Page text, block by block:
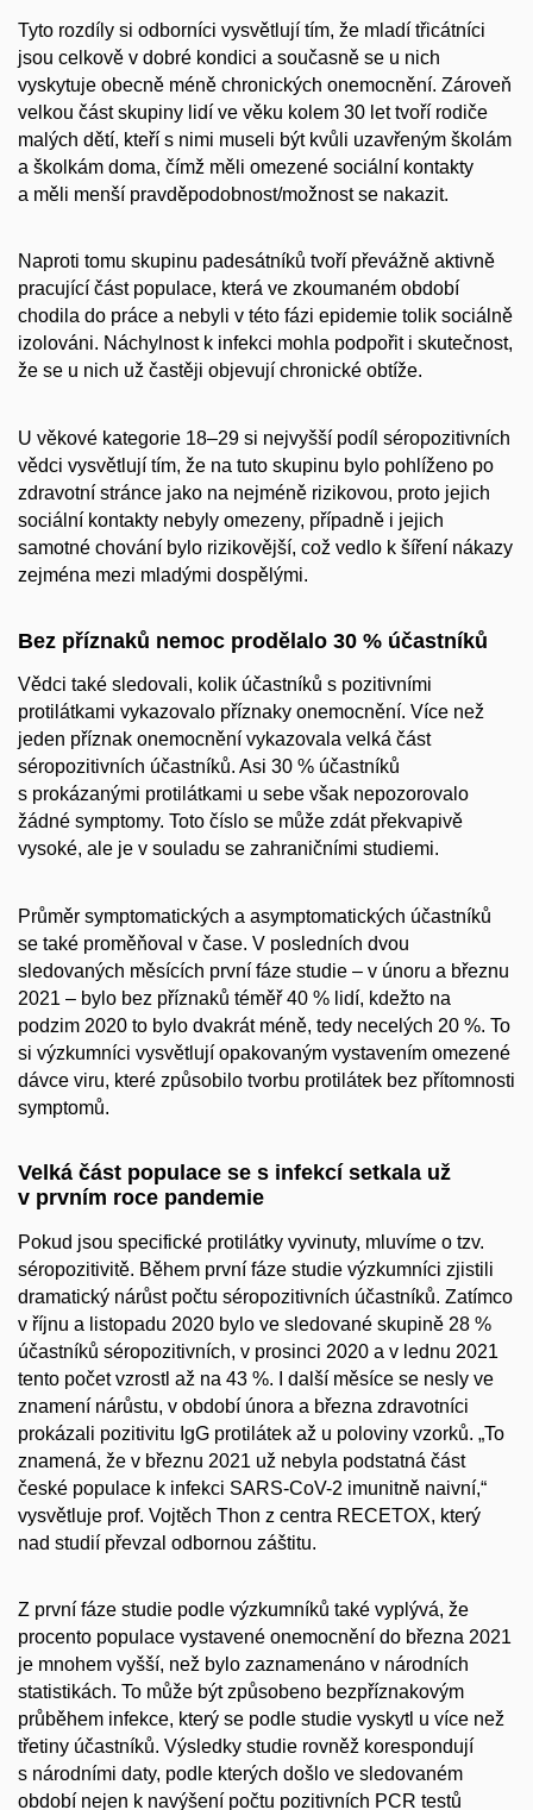
Tyto rozdíly si odborníci vysvětlují tím, že mladí třicátníci
jsou celkově v dobré kondici a současně se u nich
vyskytuje obecně méně chronických onemocnění. Zároveň
velkou část skupiny lidí ve věku kolem 30 let tvoří rodiče
malých dětí, kteří s nimi museli být kvůli uzavřeným školám
a školkám doma, čímž měli omezené sociální kontakty
a měli menší pravděpodobnost/možnost se nakazit.
Naproti tomu skupinu padesátníků tvoří převážně aktivně
pracující část populace, která ve zkoumaném období
chodila do práce a nebyli v této fázi epidemie tolik sociálně
izolováni. Náchylnost k infekci mohla podpořit i skutečnost,
že se u nich už častěji objevují chronické obtíže.
U věkové kategorie 18–29 si nejvyšší podíl séropozitivních
vědci vysvětlují tím, že na tuto skupinu bylo pohlíženo po
zdravotní stránce jako na nejméně rizikovou, proto jejich
sociální kontakty nebyly omezeny, případně i jejich
samotné chování bylo rizikovější, což vedlo k šíření nákazy
zejména mezi mladými dospělými.
Bez příznaků nemoc prodělalo 30 % účastníků
Vědci také sledovali, kolik účastníků s pozitivními
protilátkami vykazovalo příznaky onemocnění. Více než
jeden příznak onemocnění vykazovala velká část
séropozitivních účastníků. Asi 30 % účastníků
s prokázanými protilátkami u sebe však nepozorovalo
žádné symptomy. Toto číslo se může zdát překvapivě
vysoké, ale je v souladu se zahraničními studiemi.
Průměr symptomatických a asymptomatických účastníků
se také proměňoval v čase. V posledních dvou
sledovaných měsících první fáze studie – v únoru a březnu
2021 – bylo bez příznaků téměř 40 % lidí, kdežto na
podzim 2020 to bylo dvakrát méně, tedy necelých 20 %. To
si výzkumníci vysvětlují opakovaným vystavením omezené
dávce viru, které způsobilo tvorbu protilátek bez přítomnosti
symptomů.
Velká část populace se s infekcí setkala už
v prvním roce pandemie
Pokud jsou specifické protilátky vyvinuty, mluvíme o tzv.
séropozitivitě. Během první fáze studie výzkumníci zjistili
dramatický nárůst počtu séropozitivních účastníků. Zatímco
v říjnu a listopadu 2020 bylo ve sledované skupině 28 %
účastníků séropozitivních, v prosinci 2020 a v lednu 2021
tento počet vzrostl až na 43 %. I další měsíce se nesly ve
znamení nárůstu, v období února a března zdravotníci
prokázali pozitivitu IgG protilátek až u poloviny vzorků. „To
znamená, že v březnu 2021 už nebyla podstatná část
české populace k infekci SARS-CoV-2 imunitně naivní,“
vysvětluje prof. Vojtěch Thon z centra RECETOX, který
nad studií převzal odbornou záštitu.
Z první fáze studie podle výzkumníků také vyplývá, že
procento populace vystavené onemocnění do března 2021
je mnohem vyšší, než bylo zaznamenáno v národních
statistikách. To může být způsobeno bezpříznakovým
průběhem infekce, který se podle studie vyskytl u více než
třetiny účastníků. Výsledky studie rovněž korespondují
s národními daty, podle kterých došlo ve sledovaném
období nejen k navýšení počtu pozitivních PCR testů